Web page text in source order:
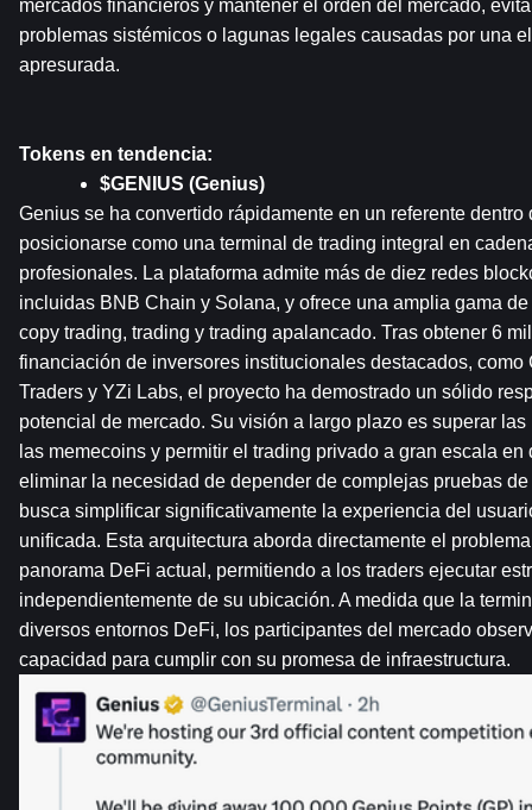
mercados financieros y mantener el orden del mercado,
problemas sistémicos o lagunas legales causadas por una
apresurada.
Tokens en tendencia:
$GENIUS (Genius)
Genius se ha convertido rápidamente en un referente
posicionarse como una terminal de trading integral en
profesionales. La plataforma admite más de diez redes
incluidas BNB Chain y Solana, y ofrece una amplia gama
copy trading, trading y trading apalancado. Tras obtener 6
financiación de inversores institucionales destacados, como
Traders y YZi Labs, el proyecto ha demostrado un sólido
potencial de mercado. Su visión a largo plazo es superar
las memecoins y permitir el trading privado a gran escala
eliminar la necesidad de depender de complejas pruebas
busca simplificar significativamente la experiencia del
unificada. Esta arquitectura aborda directamente el
panorama DeFi actual, permitiendo a los traders ejecutar
independientemente de su ubicación. A medida que la
diversos entornos DeFi, los participantes del mercado
capacidad para cumplir con su promesa de infraestructura.